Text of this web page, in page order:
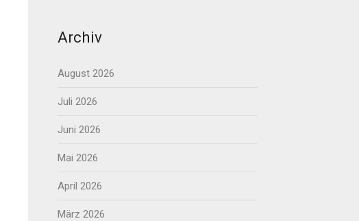
Archiv
August 2026
Juli 2026
Juni 2026
Mai 2026
April 2026
März 2026